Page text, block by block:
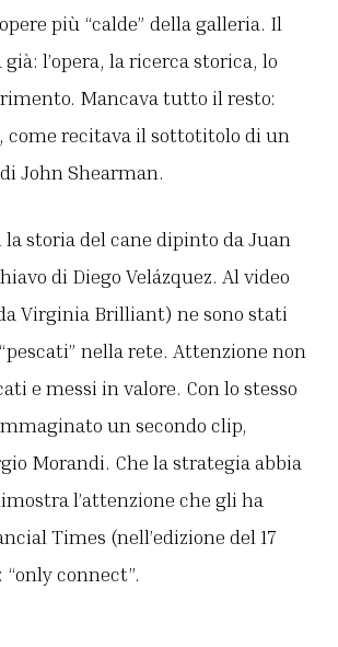
più “calde” della galleria. Il
l’opera, la ricerca storica, lo
Mancava tutto il resto:
come recitava il sottotitolo di un
John Shearman.
la storia del cane dipinto da Juan
di Diego Velázquez. Al video
Virginia Brilliant) ne sono stati
nella rete. Attenzione non
e messi in valore. Con lo stesso
un secondo clip,
Morandi. Che la strategia abbia
l’attenzione che gli ha
Times (nell’edizione del 17
connect”.